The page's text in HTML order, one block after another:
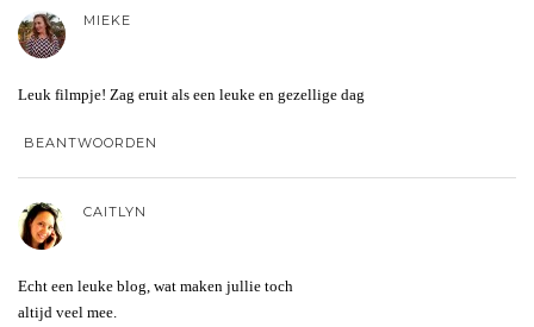
MIEKE
Leuk filmpje! Zag eruit als een leuke en gezellige dag
BEANTWOORDEN
CAITLYN
Echt een leuke blog, wat maken jullie toch
altijd veel mee.